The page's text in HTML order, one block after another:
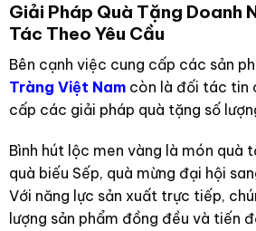
Giải Pháp Quà Tặng Doanh
Tác Theo Yêu Cầu
Bên cạnh việc cung cấp các sản
Tràng Việt Namcòn là đối tác tin
cấp các giải pháp quà tặng số
Bình hút lộc men vàng là món quà
quà biếu Sếp, quà mừng đại hội
Với năng lực sản xuất trực tiếp,
lượng sản phẩm đồng đều và tiến